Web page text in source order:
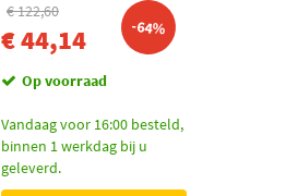
€ 122,60
€ 44,14 -64%
Op voorraad
Vandaag voor 16:00 besteld,
binnen 1 werkdag bij u
geleverd.